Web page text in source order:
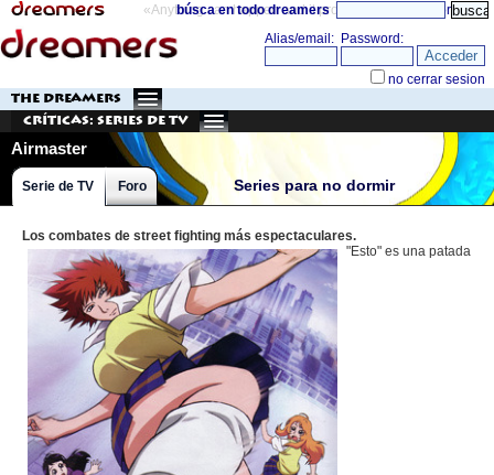
«Anything can happen and it probably will» directorio
búsca en todo dreamers
THE DREAMERS
Críticas: Series de TV
Airmaster
Series para no dormir
Serie de TV Foro
Los combates de street fighting más espectaculares.
"Esto" es una patada